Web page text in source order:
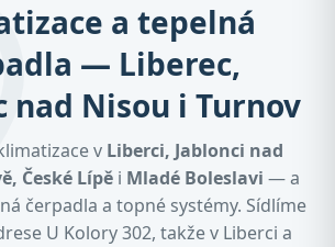
a tepelná
— Liberec,
nad Nisou i Turnov
v Liberci, Jablonci nad
České Lípěi Mladé Boleslavi — a
čerpadla a topné systémy. Sídlíme
U Kolory 302, takže v Liberci a